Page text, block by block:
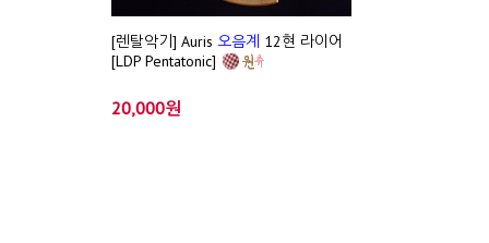
[렌탈악기] Auris 오음계 12현 라이어
[LDP Pentatonic]
20,000원